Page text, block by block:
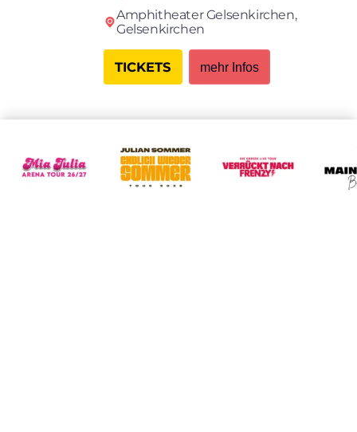
Amphitheater Gelsenkirchen,
Gelsenkirchen
TICKETS mehr Infos